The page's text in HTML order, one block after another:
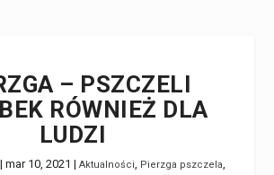
– PSZCZELI
RÓWNIEŻ DLA
LUDZI
| mar 10, 2021 | Aktualności Pierzga pszczela